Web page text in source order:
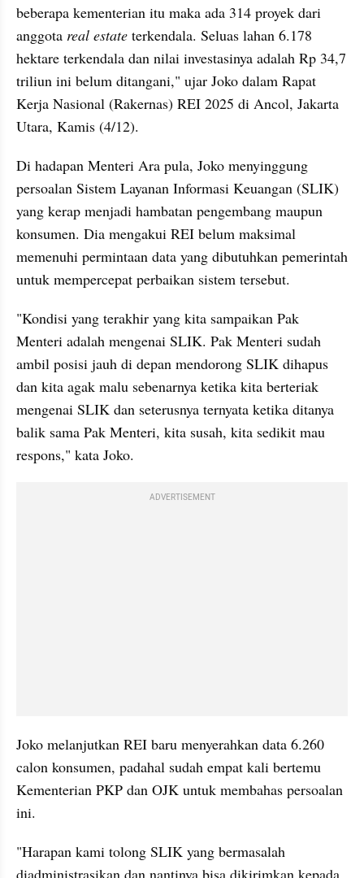
beberapa kementerian itu maka ada 314 proyek dari
anggota real estate terkendala. Seluas lahan 6.178
hektare terkendala dan nilai investasinya adalah Rp 34,7
triliun ini belum ditangani," ujar Joko dalam Rapat
Kerja Nasional (Rakernas) REI 2025 di Ancol, Jakarta
Utara, Kamis (4/12).
Di hadapan Menteri Ara pula, Joko menyinggung
persoalan Sistem Layanan Informasi Keuangan (SLIK)
yang kerap menjadi hambatan pengembang maupun
konsumen. Dia mengakui REI belum maksimal
memenuhi permintaan data yang dibutuhkan pemerintah
untuk mempercepat perbaikan sistem tersebut.
"Kondisi yang terakhir yang kita sampaikan Pak
Menteri adalah mengenai SLIK. Pak Menteri sudah
ambil posisi jauh di depan mendorong SLIK dihapus
dan kita agak malu sebenarnya ketika kita berteriak
mengenai SLIK dan seterusnya ternyata ketika ditanya
balik sama Pak Menteri, kita susah, kita sedikit mau
respons," kata Joko.
ADVERTISEMENT
Joko melanjutkan REI baru menyerahkan data 6.260
calon konsumen, padahal sudah empat kali bertemu
Kementerian PKP dan OJK untuk membahas persoalan
ini.
"Harapan kami tolong SLIK yang bermasalah
diadministrasikan dan nantinya bisa dikirimkan kepada